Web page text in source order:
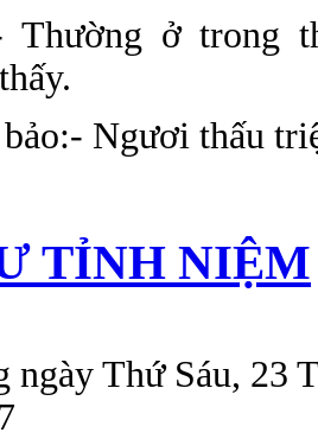
Thường ở trong
Ngươi thấu
TỈNH NIỆM
ngày Thứ Sáu, 23